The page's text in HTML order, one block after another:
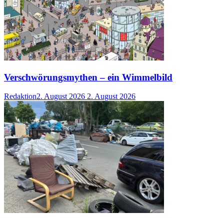
Verschwörungsmythen – ein Wimmelbild
Redaktion2. August 2026 2. August 2026